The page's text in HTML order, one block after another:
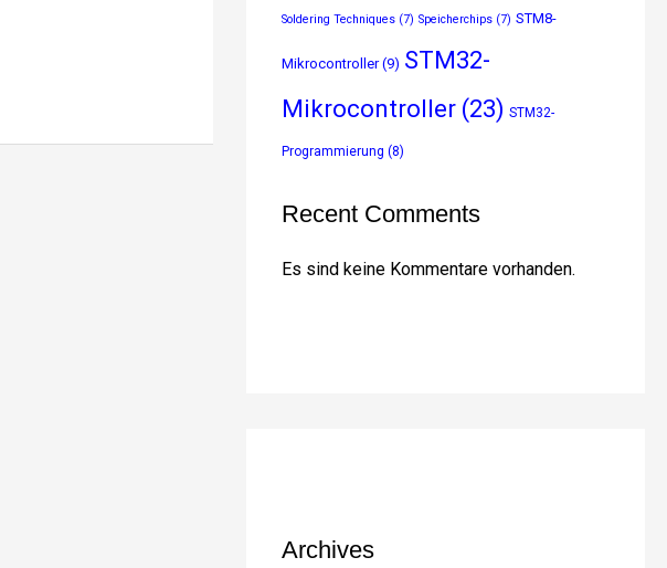
Soldering Techniques(7) Speicherchips(7) STM8-
Mikrocontroller(9) STM32-
Mikrocontroller(23) STM32-
Programmierung (8)
Recent Comments
Es sind keine Kommentare vorhanden.
Archives